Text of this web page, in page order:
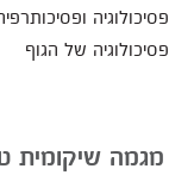
פסיכולוגיה
פסיכולוגיה של הגוף
מגמה שיקומית